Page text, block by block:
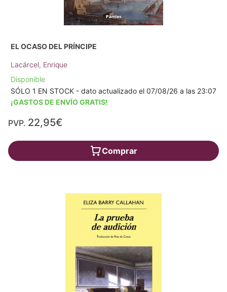
EL OCASO DEL PRÍNCIPE
Lacárcel, Enrique
Disponible
SÓLO 1 EN STOCK - dato actualizado el 07/08/26 a las 23:07
¡GASTOS DE ENVÍO GRATIS!
PVP. 22,95€
Comprar